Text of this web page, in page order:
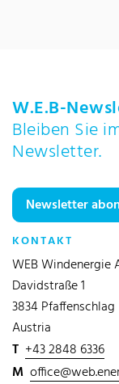
W.E.B-
Bleiben Sie
Newsletter.
Newsletter
KONTAKT
WEB Windenergie
Davidstraße 1
3834 Pfaffenschlag
Austria
T +43 2848 6336
M